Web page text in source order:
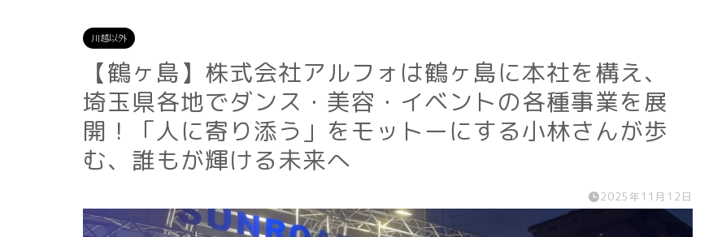
川越以外
【鶴ヶ島】株式会社アルフォは鶴ヶ島に本社を構え、
埼玉県各地でダンス・美容・イベントの各種事業を展
開！「人に寄り添う」をモットーにする小林さんが歩
む、誰もが輝ける未来へ
2025年11月12日